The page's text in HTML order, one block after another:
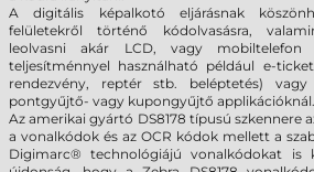
A digitális képalkotó eljárásnak
felületekről történő kódolvasásra,
leolvasni akár LCD, vagy
teljesítménnyel használható például e-
rendezvény, reptér stb. beléptetés)
pontgyűjtő- vagy kupongyűjtő applikációknál.
Az amerikai gyártó DS8178 típusú szkennere
a vonalkódok és az OCR kódok mellett a
Digimarc® technológiájú vonalkódokat is